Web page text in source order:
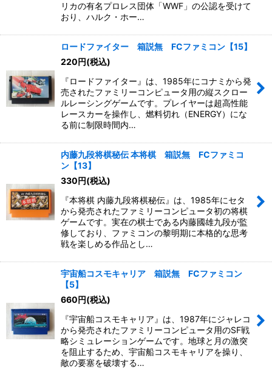
リカの有名プロレス団体「WWF」の公認を受けて
おり、ハルク・ホー…
ロードファイター 箱説無 FCファミコン【15】
220円(税込)
『ロードファイター』は、1985年にコナミから発
売されたファミリーコンピュータ用の縦スクロー
ルレーシングゲームです。プレイヤーは超高性能
レースカーを操作し、燃料切れ（ENERGY）にな
る前に制限時間内…
内藤九段将棋秘伝 本将棋 箱説無 FCファミコ
ン【13】
330円(税込)
『本将棋 内藤九段将棋秘伝』は、1985年にセタ
から発売されたファミリーコンピュータ初の将棋
ゲームです。実在の棋士である内藤國雄九段が監
修しており、ファミコンの黎明期に本格的な思考
戦を楽しめる作品とし…
宇宙船コスモキャリア 箱説無 FCファミコン
【5】
660円(税込)
『宇宙船コスモキャリア』は、1987年にジャレコ
から発売されたファミリーコンピュータ用のSF戦
略シミュレーションゲームです。地球と月の激突
を阻止するため、宇宙船コスモキャリアを操り、
敵の要塞を破壊する…